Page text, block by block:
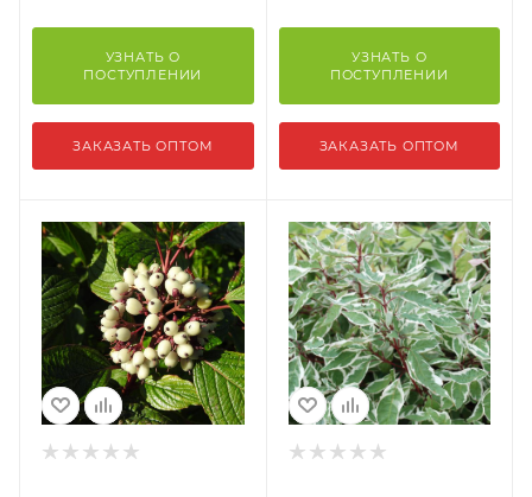
УЗНАТЬ О
ПОСТУПЛЕНИИ
ЗАКАЗАТЬ ОПТОМ
УЗНАТЬ О
ПОСТУПЛЕНИИ
ЗАКАЗАТЬ ОПТОМ